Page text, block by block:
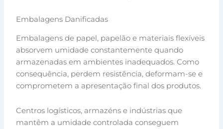
Embalagens Danificadas
Embalagens de papel, papelão e materiais flexíveis
absorvem umidade constantemente quando
armazenadas em ambientes inadequados. Como
consequência, perdem resistência, deformam-se e
comprometem a apresentação final dos produtos.
Centros logísticos, armazéns e indústrias que
mantêm a umidade controlada conseguem